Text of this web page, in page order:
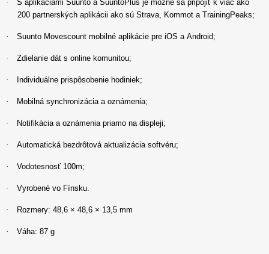
·
S aplikáciami Suunto a SuuntoPlus je možné sa pripojiť k viac ako
200 partnerských aplikácii ako sú Strava, Kommot a TrainingPeaks;
· Suunto Movescount mobilné aplikácie pre iOS a Android;
· Zdielanie dát s online komunitou;
· Individuálne prispôsobenie hodiniek;
· Mobilná synchronizácia a oznámenia;
· Notifikácia a oznámenia priamo na displeji;
· Automatická bezdrôtová aktualizácia softvéru;
· Vodotesnosť 100m;
· Vyrobené vo Fínsku.
· Rozmery: 48,6 × 48,6 × 13,5 mm
· Váha: 87 g